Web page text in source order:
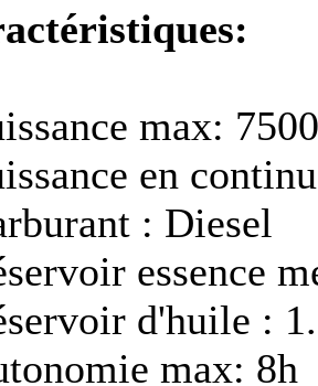
max:
en
: Diesel
essence
d'huile :
max: 8h